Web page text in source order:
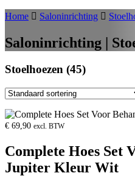
Home Saloninrichting
Saloninrichting |
Stoelhoezen (45)
Product
openen
€ 69,90 excl. BTW
Complete Hoes Set
Jupiter Kleur Wit